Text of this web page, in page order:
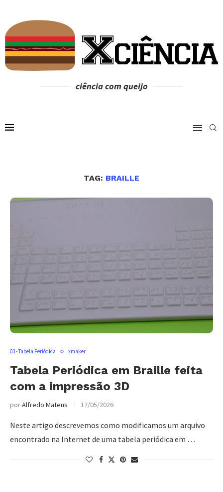
ciência com queijo
TAG: BRAILLE
03 - Tabela Periódica xmaker
Tabela Periódica em Braille feita
com a impressão 3D
porAlfredo Mateus 17/05/2026
Neste artigo descrevemos como modificamos um arquivo
encontrado na Internet de uma tabela periódica em …